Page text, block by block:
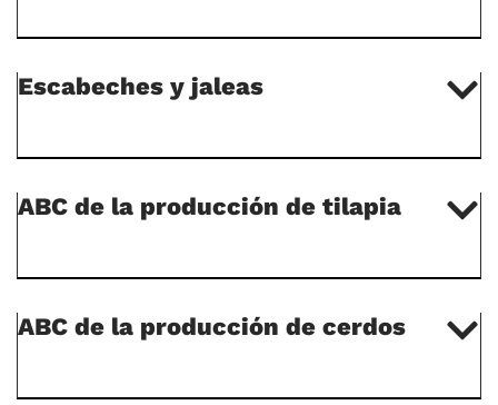
Escabeches y jaleas
ABC de la producción de tilapia
ABC de la producción de cerdos